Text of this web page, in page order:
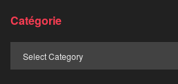
Catégorie